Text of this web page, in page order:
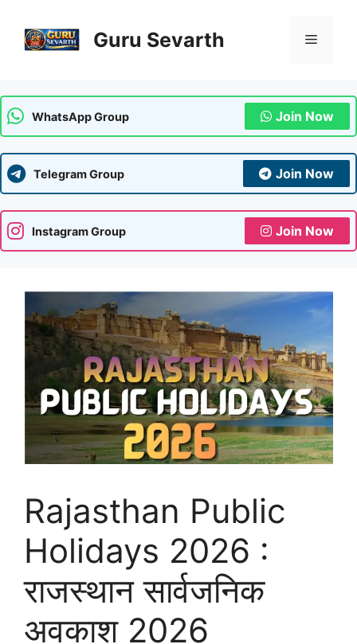
content
Guru Sevarth Menu
WhatsApp Group Join Now
Telegram Group Join Now
Instagram Group Join Now
Rajasthan Public
Holidays 2026 :
राजस्थान सार्वजनिक
अवकाश 2026